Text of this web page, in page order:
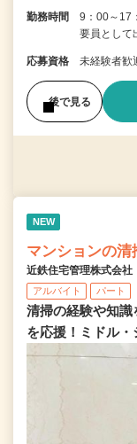
勤務時間
9：00～17
要員とし
応募資格 未経験者歓
後で見る
NEW
マンションの清
近鉄住宅管理株式会
アルバイト パート
清掃の経験や知
を応援！ミドル・